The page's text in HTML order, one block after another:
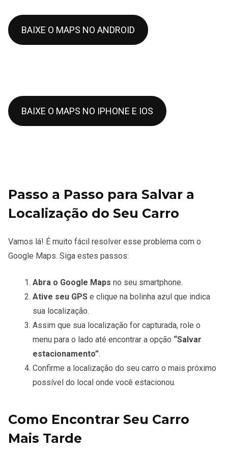
BAIXE O MAPS NO ANDROID
BAIXE O MAPS NO IPHONE E IOS
Passo a Passo para Salvar a
Localização do Seu Carro
Vamos lá! É muito fácil resolver esse problema com o
Google Maps. Siga estes passos:
Abra o Google Maps no seu smartphone.
Ative seu GPS e clique na bolinha azul que indica
sua localização.
Assim que sua localização for capturada, role o
menu para o lado até encontrar a opção “Salvar
estacionamento”.
Confirme a localização do seu carro o mais próximo
possível do local onde você estacionou.
Como Encontrar Seu Carro
Mais Tarde